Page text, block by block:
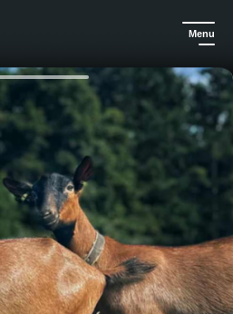
Menu
Rondleiding en proeverij bij de geitenboerderij Chèvrerie du Hunleskritt